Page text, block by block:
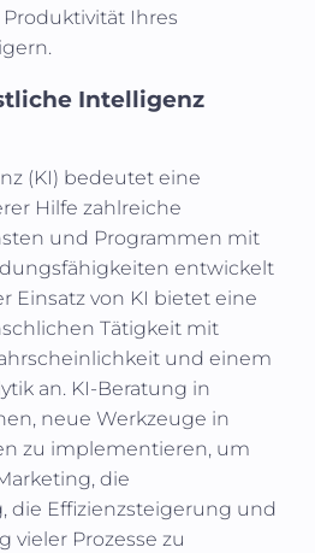
Ihres
Intelligenz
(KI) bedeutet eine
Hilfe zahlreiche
und Programmen mit
entwickelt
Einsatz von KI bietet eine
Tätigkeit mit
und einem
an. KI-Beratung in
neue Werkzeuge in
zu implementieren, um
die
die Effizienzsteigerung und
vieler Prozesse zu